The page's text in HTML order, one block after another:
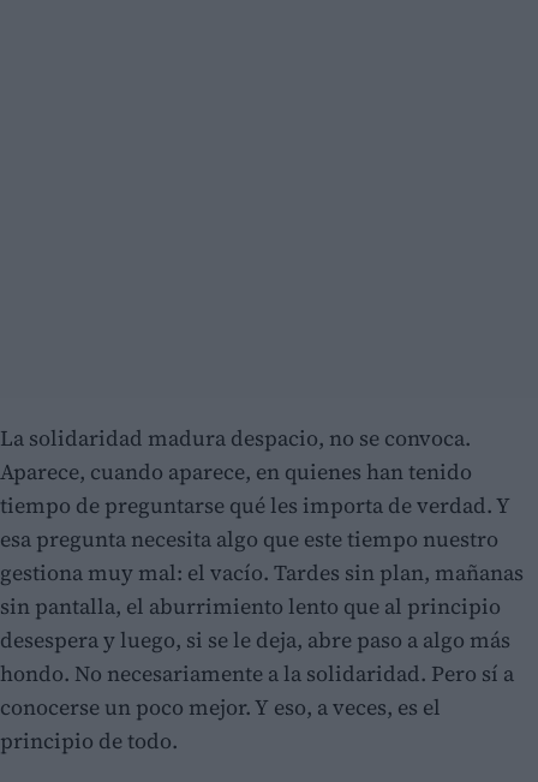
La solidaridad madura despacio, no se convoca.
Aparece, cuando aparece, en quienes han tenido
tiempo de preguntarse qué les importa de verdad. Y
esa pregunta necesita algo que este tiempo nuestro
gestiona muy mal: el vacío. Tardes sin plan, mañanas
sin pantalla, el aburrimiento lento que al principio
desespera y luego, si se le deja, abre paso a algo más
hondo. No necesariamente a la solidaridad. Pero sí a
conocerse un poco mejor. Y eso, a veces, es el
principio de todo.